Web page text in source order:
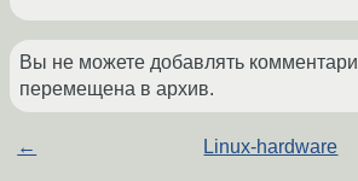
Вы не можете добавлять
перемещена в архив.
← Linux-hardware